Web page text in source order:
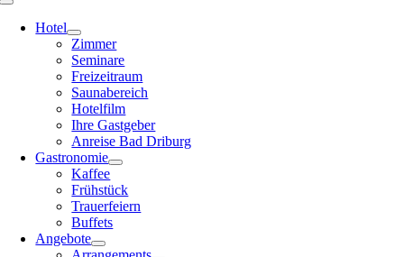
Toggle
Navigation
Hotel
Zimmer
Seminare
Freizeitraum
Saunabereich
Hotelfilm
Ihre Gastgeber
Anreise Bad Driburg
Gastronomie
Kaffee
Frühstück
Trauerfeiern
Buffets
Angebote